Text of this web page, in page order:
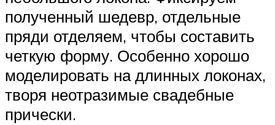
полученный шедевр, отдельные
пряди отделяем, чтобы составить
четкую форму. Особенно хорошо
моделировать на длинных локонах,
творя неотразимые свадебные
прически.